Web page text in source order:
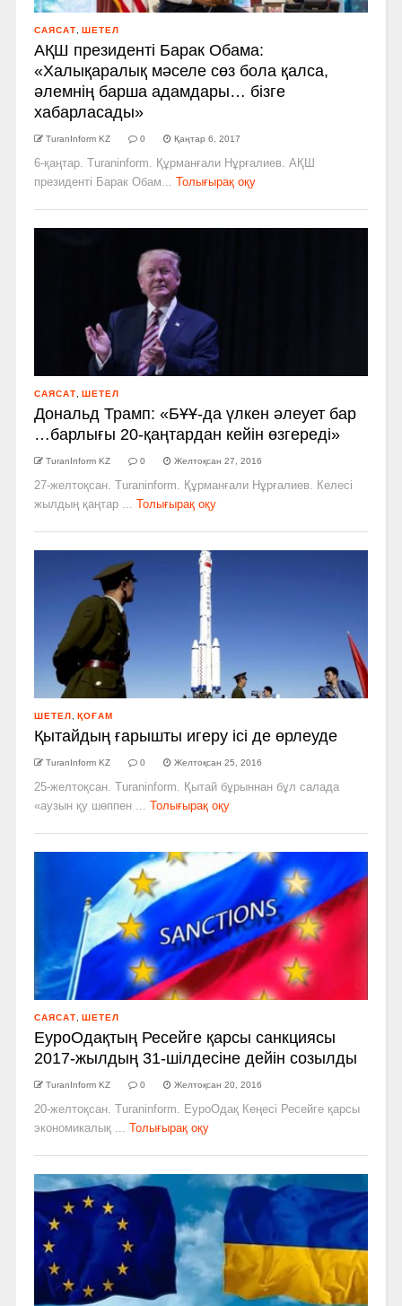
САЯСАТ ШЕТЕЛ
АҚШ президенті Барак Обама:
«Халықаралық мәселе сөз бола қалса,
әлемнің барша адамдары… бізге
хабарласады»
TuranInform KZ 0 Қаңтар 6, 2017
6-қаңтар. Turaninform. Құрманғали Нұрғалиев. АҚШ
президенті Барак Обам...
Толығырақ оқу
САЯСАТ ШЕТЕЛ
Дональд Трамп: «БҰҰ­-да үлкен әлеует бар
…барлығы 20-қаңтардан кейін өзгереді»
TuranInform KZ 0 Желтоқсан 27, 2016
27-желтоқсан. Turaninform. Құрманғали Нұрғалиев. Келесі
жылдың қаңтар ...
Толығырақ оқу
ШЕТЕЛ ҚОҒАМ
Қытайдың ғарышты игеру ісі де өрлеуде
TuranInform KZ 0 Желтоқсан 25, 2016
25-желтоқсан. Turaninform. Қытай бұрыннан бұл салада
«аузын қу шөппен ...
Толығырақ оқу
САЯСАТ ШЕТЕЛ
ЕуроОдақтың Ресейге қарсы санкциясы
2017-жылдың 31-шілдесіне дейін созылды
TuranInform KZ 0 Желтоқсан 20, 2016
20-желтоқсан. Turaninform. ЕуроОдақ Кеңесі Ресейге қарсы
экономикалық ...
Толығырақ оқу